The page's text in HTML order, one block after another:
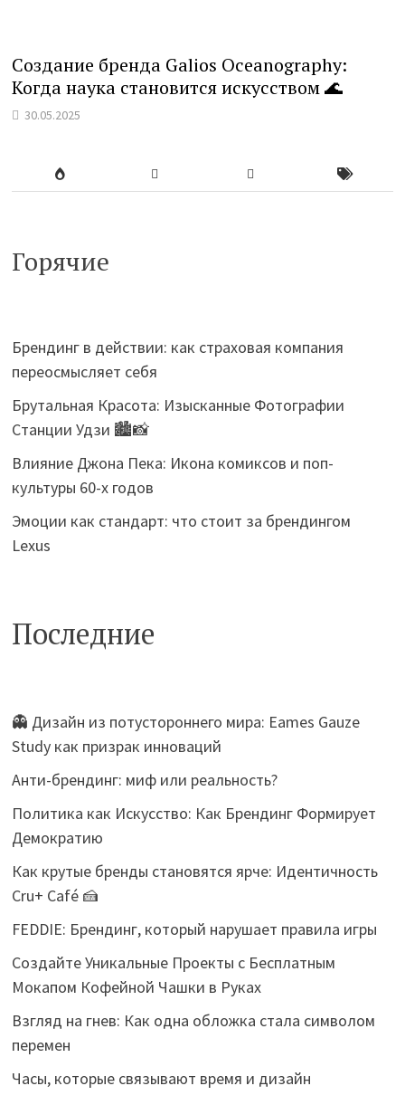
Создание бренда Galios Oceanography:
Когда наука становится искусством 🌊
30.05.2025
Горячие
Брендинг в действии: как страховая компания
переосмысляет себя
Брутальная Красота: Изысканные Фотографии
Станции Удзи 🏙️📸
Влияние Джона Пека: Икона комиксов и поп-
культуры 60-х годов
Эмоции как стандарт: что стоит за брендингом
Lexus
Последние
👻 Дизайн из потустороннего мира: Eames Gauze
Study как призрак инноваций
Анти-брендинг: миф или реальность?
Политика как Искусство: Как Брендинг Формирует
Демократию
Как крутые бренды становятся ярче: Идентичность
Cru+ Café 🍰
FEDDIE: Брендинг, который нарушает правила игры
Создайте Уникальные Проекты с Бесплатным
Мокапом Кофейной Чашки в Руках
Взгляд на гнев: Как одна обложка стала символом
перемен
Часы, которые связывают время и дизайн